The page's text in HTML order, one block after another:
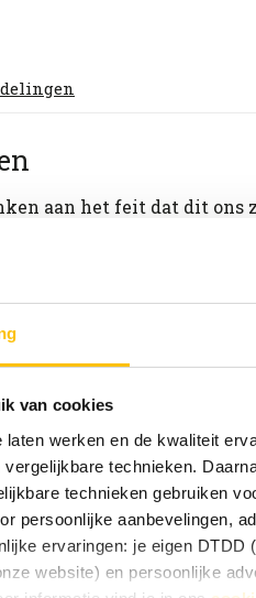
van cookies
laten werken en de kwaliteit
technieken.
technieken gebruiken
persoonlijke aanbevelingen,
ervaringen: je eigen
website) en persoonlijke
aan het feit dat dit ons
dus soms inderdaad
Kuifje, die wel van een
pittige en
Celsius